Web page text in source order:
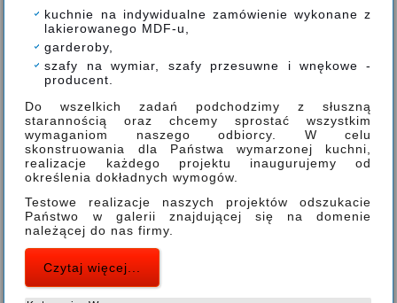
kuchnie na indywidualne zamówienie wykonane z
lakierowanego MDF-u,
garderoby,
szafy na wymiar, szafy przesuwne i wnękowe -
producent.
Do wszelkich zadań podchodzimy z słuszną
starannością oraz chcemy sprostać wszystkim
wymaganiom naszego odbiorcy. W celu
skonstruowania dla Państwa wymarzonej kuchni,
realizacje każdego projektu inaugurujemy od
określenia dokładnych wymogów.
Testowe realizacje naszych projektów odszukacie
Państwo w galerii znajdującej się na domenie
należącej do nas firmy.
Czytaj więcej...